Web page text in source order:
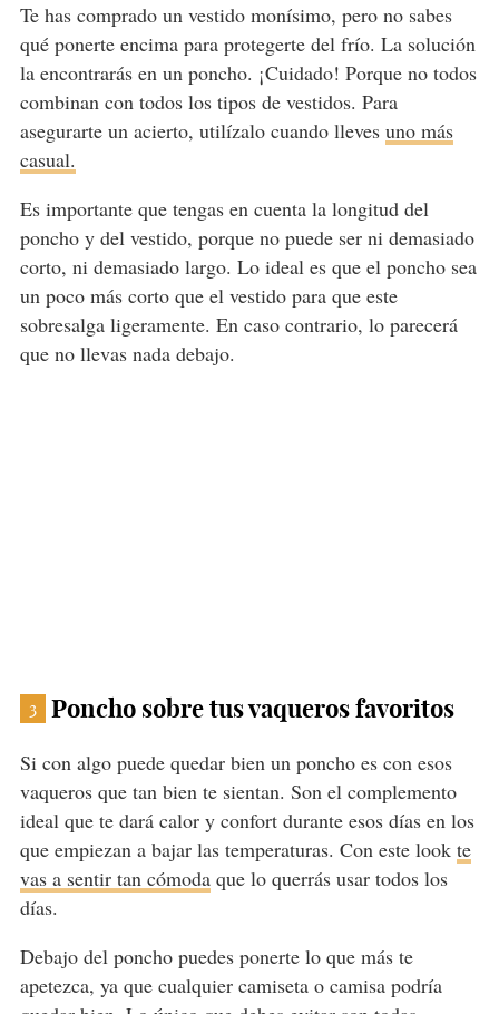
Te has comprado un vestido monísimo, pero no sabes
qué ponerte encima para protegerte del frío. La solución
la encontrarás en un poncho. ¡Cuidado! Porque no todos
combinan con todos los tipos de vestidos. Para
asegurarte un acierto, utilízalo cuando lleves uno más
casual.
Es importante que tengas en cuenta la longitud del
poncho y del vestido, porque no puede ser ni demasiado
corto, ni demasiado largo. Lo ideal es que el poncho sea
un poco más corto que el vestido para que este
sobresalga ligeramente. En caso contrario, lo parecerá
que no llevas nada debajo.
3 Poncho sobre tus vaqueros favoritos
Si con algo puede quedar bien un poncho es con esos
vaqueros que tan bien te sientan. Son el complemento
ideal que te dará calor y confort durante esos días en los
que empiezan a bajar las temperaturas. Con este look te
vas a sentir tan cómodaque lo querrás usar todos los
días.
Debajo del poncho puedes ponerte lo que más te
apetezca, ya que cualquier camiseta o camisa podría